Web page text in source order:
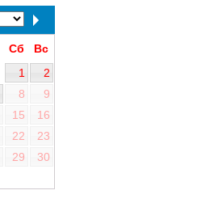
Сб
Вс
1
2
8
9
15
16
22
23
29
30